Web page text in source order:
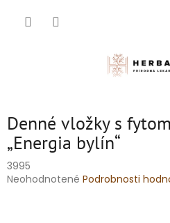
Denné vložky s
„Energia bylín“
3995
Priemerné
Neohodnotené Podrobnosti